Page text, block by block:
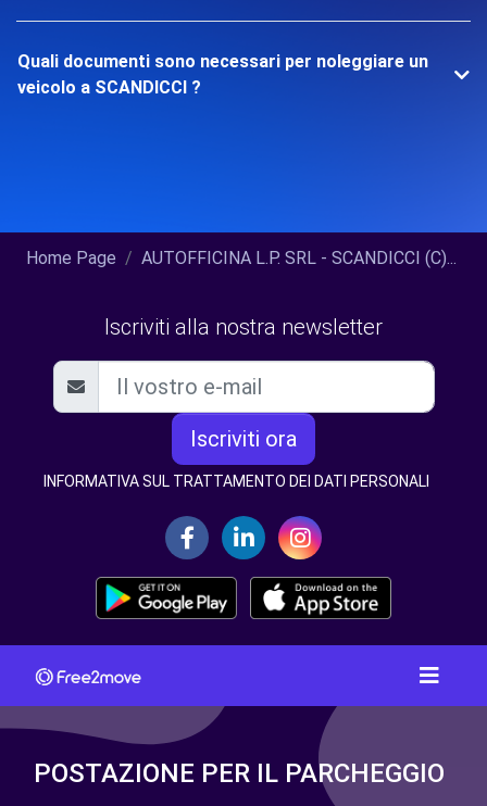
Quali documenti sono necessari per noleggiare un
veicolo a SCANDICCI ?
Home Page AUTOFFICINA L.P. SRL - SCANDICCI (C)...
Iscriviti alla nostra newsletter
Iscriviti ora
INFORMATIVA SUL TRATTAMENTO DEI DATI PERSONALI
POSTAZIONE PER IL PARCHEGGIO